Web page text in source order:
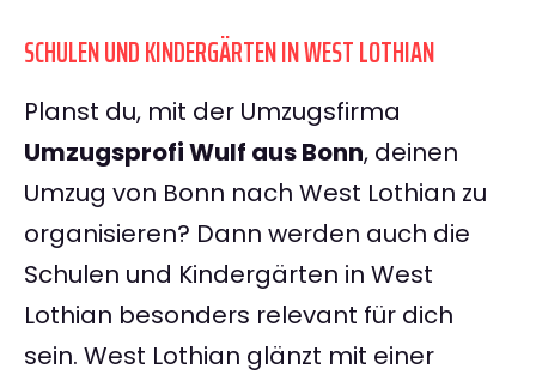
SCHULEN UND KINDERGÄRTEN IN WEST LOTHIAN
Planst du, mit der Umzugsfirma
Umzugsprofi Wulf aus Bonn, deinen
Umzug von Bonn nach West Lothian zu
organisieren? Dann werden auch die
Schulen und Kindergärten in West
Lothian besonders relevant für dich
sein. West Lothian glänzt mit einer